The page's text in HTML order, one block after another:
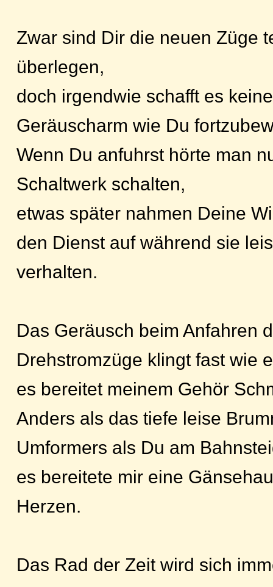
Zwar sind Dir die neuen Züge
überlegen,
doch irgendwie schafft es
Geräuscharm wie Du
Wenn Du anfuhrst hörte man
Schaltwerk schalten,
etwas später nahmen Deine
den Dienst auf während sie
verhalten.
Das Geräusch beim Anfahren
Drehstromzüge klingt fast wie
es bereitet meinem Gehör
Anders als das tiefe leise
Umformers als Du am
es bereitete mir eine
Herzen.
Das Rad der Zeit wird sich